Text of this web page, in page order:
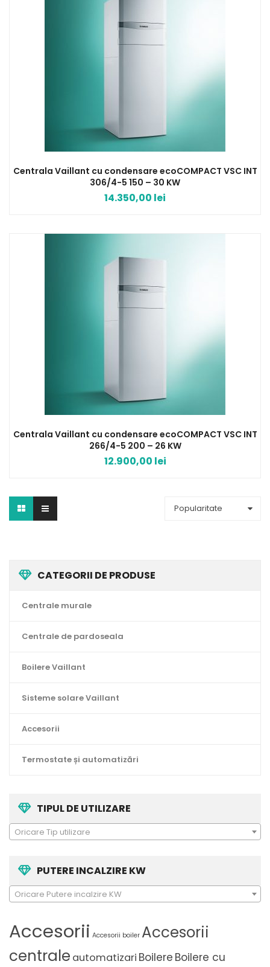
CATEGORII DE PRODUSE
Centrale murale
Centrale de pardoseala
Boilere Vaillant
Sisteme solare Vaillant
Accesorii
Termostate și automatizări
TIPUL DE UTILIZARE
Oricare Tip utilizare
PUTERE INCALZIRE KW
Oricare Putere incalzire KW
Accesorii Accesorii boiler Accesorii
centrale automatizari Boilere Boilere cu
Centrala Vaillant cu condensare ecoCOMPACT VSC INT
306/4-5 150 – 30 KW
14.350,00 lei
Centrala Vaillant cu condensare ecoCOMPACT VSC INT
266/4-5 200 – 26 KW
12.900,00 lei
Popularitate